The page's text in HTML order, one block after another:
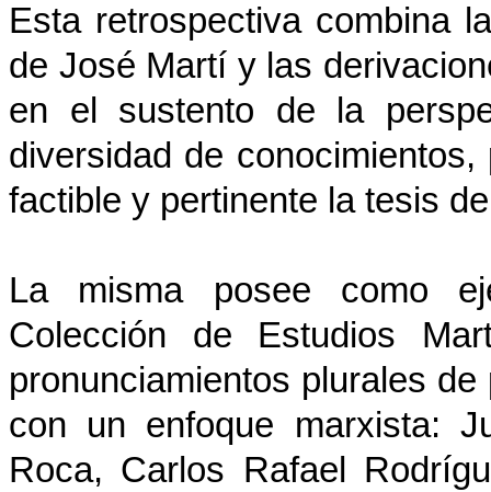
Esta retrospectiva combina
de José Martí y las
en el sustento de la
diversidad de
factible y pertinente la tesis
La misma posee como
Colección de Estudios
pronunciamientos plurales
con un enfoque marxista:
Roca, Carlos Rafael